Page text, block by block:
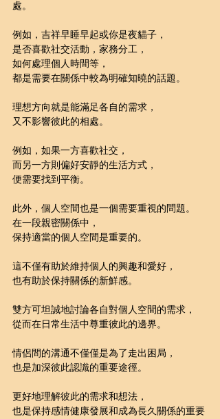
處。
例如，吉祥早睡早起或你是夜貓子，
是否喜歡社交活動，家務分工，
如何處理個人時間等，
都是需要在關係中較為明確知曉的話題。
理想方向就是能滿足各自的需求，
又不影響彼此的相處。
例如，如果一方喜歡社交，
而另一方則偏好安靜的生活方式，
便需要找到平衡。
此外，個人空間也是一個需要重視的問題。
在一段親密關係中，
保持適當的個人空間是重要的。
這不僅有助於維持個人的興趣和愛好，
也有助於保持關係的新鮮感。
雙方可坦誠地討論各自對個人空間的需求，
從而在日常生活中尊重彼此的邊界。
情侶間的溝通不僅僅是為了走出困局，
也是加深彼此認識的重要途徑。
更好地理解彼此的需求和想法，
也是保持感情健康發展和成為長久關係的重要